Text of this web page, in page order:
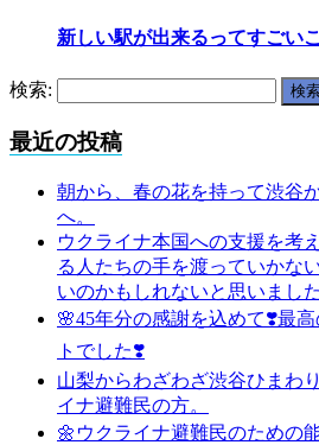
新しい駅が出来るってすごい
検索:
最近の投稿
朝から、春の花を持って渋谷
へ。
ウクライナ本国への支援を考
る人たちの手を渡っていかな
いのかもしれないと思いました
🌸45年分の感謝を込めて❣️最
トでした❣️
山梨からわざわざ渋谷ひまわ
イナ避難民の方。
🌼ウクライナ避難民のための